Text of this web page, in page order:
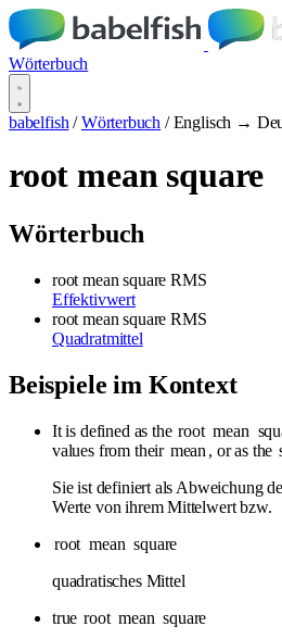
Wörterbuch
babelfish / Wörterbuch / Englisch →
root mean square
Wörterbuch
root mean square RMS
Effektivwert
root mean square RMS
Quadratmittel
Beispiele im Kontext
It is defined as the root mean
values from their mean , or as the
Sie ist definiert als Abweichung
Werte von ihrem Mittelwert bzw.
root mean square
quadratisches Mittel
true root mean square